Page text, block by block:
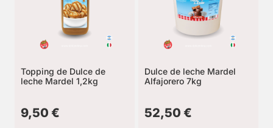
Topping de Dulce de
leche Mardel 1,2kg
9,50 €
Dulce de leche Mardel
Alfajorero 7kg
52,50 €